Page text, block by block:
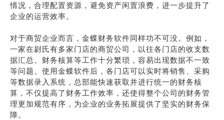
情况，合理配置资源，避免资产闲置浪费，进一步提升了
企业的运营效率。
对于商贸企业而言，金蝶财务软件同样功不可没。例如，
一家在尉氏有多家门店的商贸公司，以往各门店的收支数
据汇总、财务核算等工作十分繁琐，容易出现数据不一致
等问题。使用金蝶软件后，各门店可以实时将销售、采购
等数据录入系统，总部能快速获取并进行统一的财务核
算，不仅提高了财务工作效率，还使得整个公司的财务管
理更加规范有序，为企业的业务拓展提供了坚实的财务保
障。